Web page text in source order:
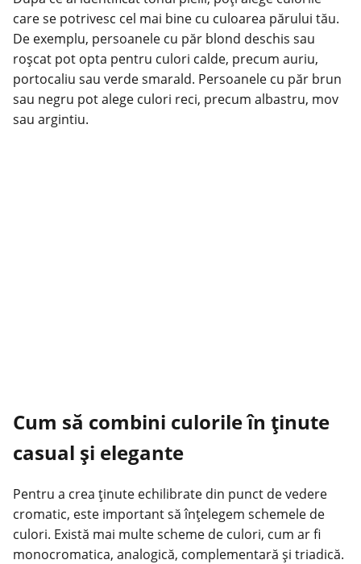
care se potrivesc cel mai bine cu culoarea părului tău.
De exemplu, persoanele cu păr blond deschis sau
roșcat pot opta pentru culori calde, precum auriu,
portocaliu sau verde smarald. Persoanele cu păr brun
sau negru pot alege culori reci, precum albastru, mov
sau argintiu.
Cum să combini culorile în ținute
casual și elegante
Pentru a crea ținute echilibrate din punct de vedere
cromatic, este important să înțelegem schemele de
culori. Există mai multe scheme de culori, cum ar fi
monocromatica, analogică, complementară și triadică.